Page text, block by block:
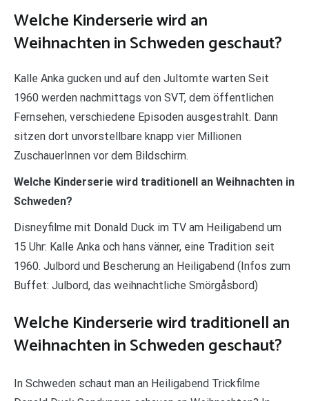
Welche Kinderserie wird an
Weihnachten in Schweden geschaut?
Kalle Anka gucken und auf den Jultomte warten Seit
1960 werden nachmittags von SVT, dem öffentlichen
Fernsehen, verschiedene Episoden ausgestrahlt. Dann
sitzen dort unvorstellbare knapp vier Millionen
ZuschauerInnen vor dem Bildschirm.
Welche Kinderserie wird traditionell an Weihnachten in
Schweden?
Disneyfilme mit Donald Duck im TV am Heiligabend um
15 Uhr: Kalle Anka och hans vänner, eine Tradition seit
1960. Julbord und Bescherung an Heiligabend (Infos zum
Buffet: Julbord, das weihnachtliche Smörgåsbord)
Welche Kinderserie wird traditionell an
Weihnachten in Schweden geschaut?
In Schweden schaut man an Heiligabend Trickfilme